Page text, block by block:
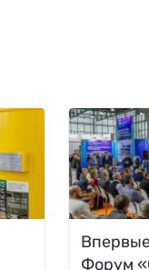
Форум